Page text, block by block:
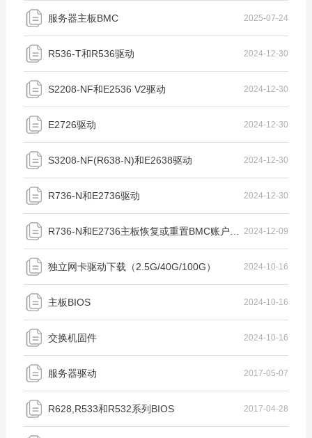
2025-07-24
服务器主板BMC
2024-12-30
R536-T和R536驱动
2024-12-30
S2208-NF和E2536 V2驱动
2024-12-30
E2726驱动
2024-12-30
S3208-NF(R638-N)和E2638驱动
2024-12-30
R736-N和E2736驱动
2024-12-09
R736-N和E2736主板恢复或重置BMC账户密码工具（内含操作说明）
2024-10-16
独立网卡驱动下载（2.5G/40G/100G）
2024-10-16
主板BIOS
2024-10-16
交换机固件
2017-05-07
服务器驱动
2017-04-28
R628,R533和R532系列BIOS